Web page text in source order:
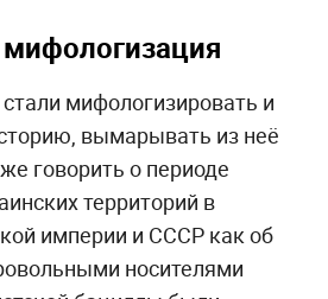
мифологизировать и
вымарывать из неё
говорить о периоде
территорий в
империи и СССР как об
носителями